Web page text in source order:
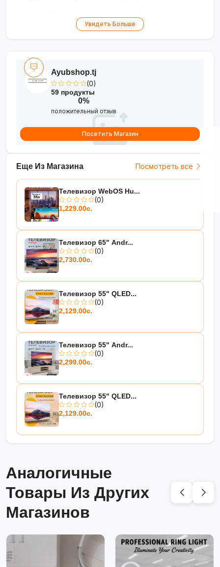
акционной ценой для повседневного
Увидеть Больше
Еще Из Магазина Посмотреть все
Телевизор WebOS Hu...
(0)
1,229.00с.
Телевизор 65" Andr...
(0)
2,730.00с.
Телевизор 55" QLED...
(0)
2,129.00с.
Телевизор 55" Andr...
(0)
2,299.00с.
Телевизор 55" QLED...
(0)
2,129.00с.
Ayubshop.tj
(0)
59 продукты
0%
положительный отзыв
Посетить Магазин
Аналогичные
Товары Из Других
Магазинов